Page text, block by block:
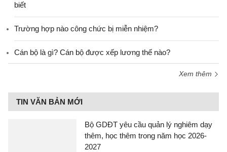
biết
Trường hợp nào công chức bị miễn nhiệm?
Cán bộ là gì? Cán bộ được xếp lương thế nào?
Xem thêm
TIN VĂN BẢN MỚI
Bộ GDĐT yêu cầu quản lý nghiêm dạy
thêm, học thêm trong năm học 2026-
2027